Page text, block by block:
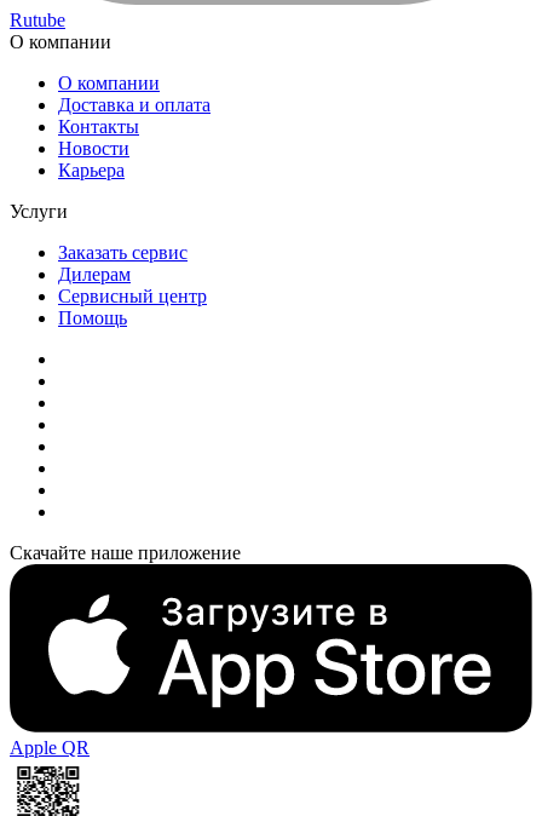
Rutube
О компании
О компании
Доставка и оплата
Контакты
Новости
Карьера
Услуги
Заказать сервис
Дилерам
Сервисный центр
Помощь
Скачайте наше приложение
Apple QR